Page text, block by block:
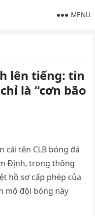
MENU
lên tiếng: tin
là “cơn bão
cái tên CLB bóng đá
Định, trong thông
hồ sơ cấp phép của
mộ đội bóng này